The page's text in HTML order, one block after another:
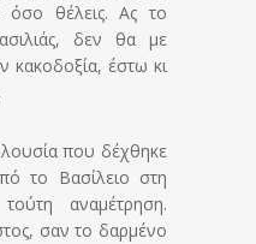
όσο θέλεις. Ας το
δεν θα με
κακοδοξία, έστω κι
που δέχθηκε
το Βασίλειο στη
αναμέτρηση.
σαν το δαρμένο